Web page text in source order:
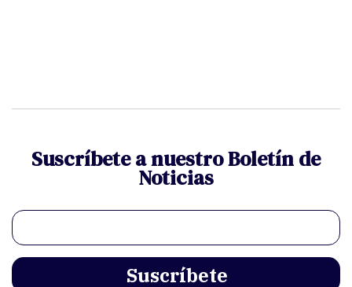
Suscríbete a nuestro Boletín de
Noticias